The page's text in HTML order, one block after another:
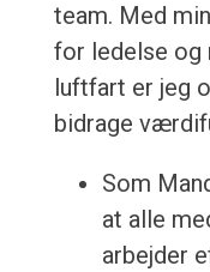
team. Med
for ledelse og
luftfart er jeg
bidrage
Som
at alle
arbejder